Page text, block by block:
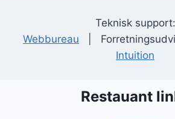
Teknisk support:
Webbureau |
Intuition
Restauant